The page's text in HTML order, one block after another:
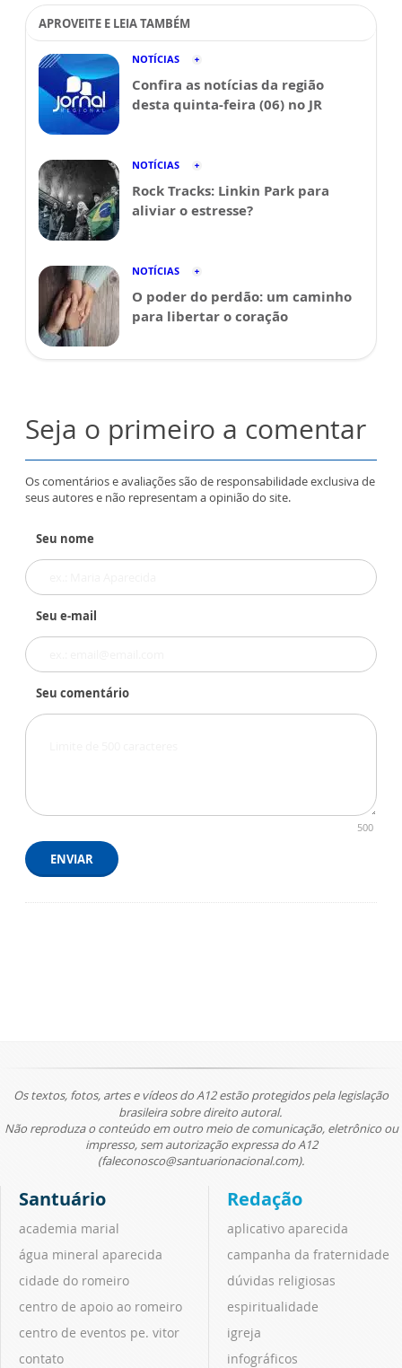
APROVEITE E LEIA TAMBÉM
NOTÍCIAS
Confira as notícias da região
desta quinta-feira (06) no JR
NOTÍCIAS
Rock Tracks: Linkin Park para
aliviar o estresse?
NOTÍCIAS
O poder do perdão: um caminho
para libertar o coração
Seja o primeiro a comentar
Os comentários e avaliações são de responsabilidade exclusiva de
seus autores e não representam a opinião do site.
Seu nome
Seu e-mail
Seu comentário
500
ENVIAR
Os textos, fotos, artes e vídeos do A12 estão protegidos pela legislação
brasileira sobre direito autoral.
Não reproduza o conteúdo em outro meio de comunicação, eletrônico ou
impresso, sem autorização expressa do A12
(faleconosco@santuarionacional.com).
Santuário
academia marial
água mineral aparecida
cidade do romeiro
centro de apoio ao romeiro
centro de eventos pe. vitor
contato
Redação
aplicativo aparecida
campanha da fraternidade
dúvidas religiosas
espiritualidade
igreja
infográficos